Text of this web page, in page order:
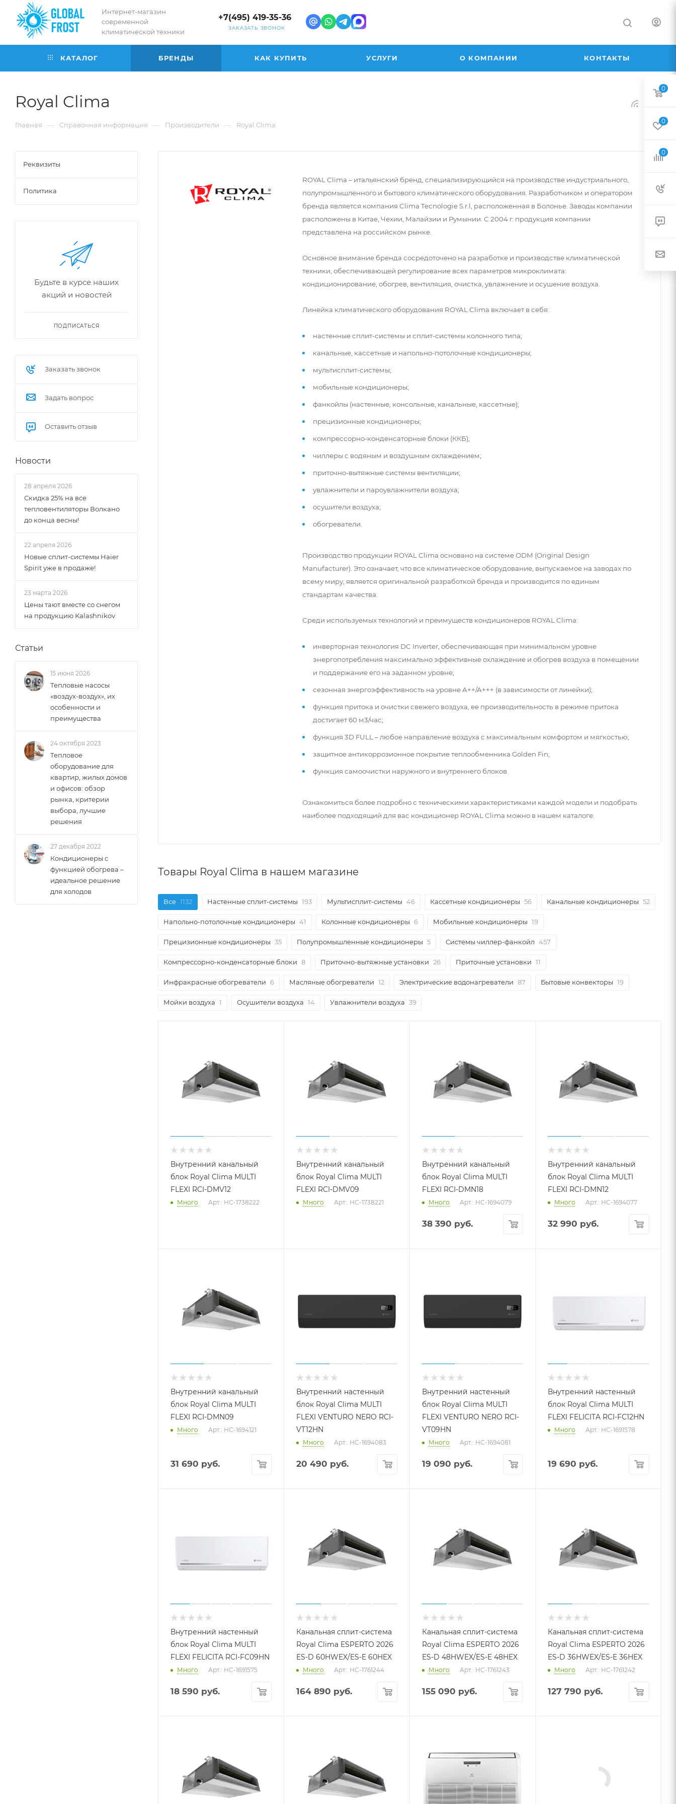
Интернет-магазин
современной
климатической техники
+7(495) 419-35-36
ЗАКАЗАТЬ ЗВОНОК
КАТАЛОГ БРЕНДЫ КАК КУПИТЬ УСЛУГИ О КОМПАНИИ КОНТАКТЫ
Royal Clima
Главная — Справочная информация — Производители — Royal Clima
ROYAL Clima – итальянский бренд, специализирующийся на производстве индустриального,
полупромышленного и бытового климатического оборудования. Разработчиком и оператором
бренда является компания Clima Tecnologie S.r.l, расположенная в Болонье. Заводы компании
расположены в Китае, Чехии, Малайзии и Румынии. С 2004 г. продукция компании
представлена на российском рынке.
Основное внимание бренда сосредоточено на разработке и производстве климатической
техники, обеспечивающей регулирование всех параметров микроклимата:
кондиционирование, обогрев, вентиляция, очистка, увлажнение и осушение воздуха.
Линейка климатического оборудования ROYAL Clima включает в себя:
настенные сплит-системы и сплит-системы колонного типа;
канальные, кассетные и напольно-потолочные кондиционеры;
мультисплит-системы;
мобильные кондиционеры;
фанкойлы (настенные, консольные, канальные, кассетные);
прецизионные кондиционеры;
компрессорно-конденсаторные блоки (ККБ);
чиллеры с водяным и воздушным охлаждением;
приточно-вытяжные системы вентиляции;
увлажнители и пароувлажнители воздуха;
осушители воздуха;
обогреватели.
Производство продукции ROYAL Clima основано на системе ODM (Original Design
Manufacturer). Это означает, что все климатическое оборудование, выпускаемое на заводах по
всему миру, является оригинальной разработкой бренда и производится по единым
стандартам качества.
Среди используемых технологий и преимуществ кондиционеров ROYAL Clima:
инверторная технология DC Inverter, обеспечивающая при минимальном уровне
энергопотребления максимально эффективные охлаждение и обогрев воздуха в помещении
и поддержание его на заданном уровне;
сезонная энергоэффективность на уровне A++/A+++ (в зависимости от линейки);
функция притока и очистки свежего воздуха, ее производительность в режиме притока
достигает 60 м3/час;
функция 3D FULL – любое направление воздуха с максимальным комфортом и мягкостью;
защитное антикоррозионное покрытие теплообменника Golden Fin;
функция самоочистки наружного и внутреннего блоков.
Ознакомиться более подробно с техническими характеристиками каждой модели и подобрать
наиболее подходящий для вас кондиционер ROYAL Clima можно в нашем каталоге.
Товары Royal Clima в нашем магазине
Все 1132 Настенные сплит-системы 193 Мультисплит-системы 46 Кассетные кондиционеры 56 Канальные кондиционеры 52
Напольно-потолочные кондиционеры 41 Колонные кондиционеры 6 Мобильные кондиционеры 19
Прецизионные кондиционеры 35 Полупромышленные кондиционеры 5 Системы чиллер-фанкойл 457
Компрессорно-конденсаторные блоки 8 Приточно-вытяжные установки 26 Приточные установки 11
Инфракрасные обогреватели 6 Масляные обогреватели 12 Электрические водонагреватели 87 Бытовые конвекторы 19
Мойки воздуха 1 Осушители воздуха 14 Увлажнители воздуха 39
Внутренний канальный
блок Royal Clima MULTI
FLEXI RCI-DMV12
Много Арт.: НС-1738222
Внутренний канальный
блок Royal Clima MULTI
FLEXI RCI-DMV09
Много Арт.: НС-1738221
Внутренний канальный
блок Royal Clima MULTI
FLEXI RCI-DMN18
Много Арт.: НС-1694079
38 390 руб.
Внутренний канальный
блок Royal Clima MULTI
FLEXI RCI-DMN12
Много Арт.: НС-1694077
32 990 руб.
Внутренний канальный
блок Royal Clima MULTI
FLEXI RCI-DMN09
Много Арт.: НС-1694121
31 690 руб.
Внутренний настенный
блок Royal Clima MULTI
FLEXI VENTURO NERO RCI-
VT12HN
Много Арт.: НС-1694083
20 490 руб.
Внутренний настенный
блок Royal Clima MULTI
FLEXI VENTURO NERO RCI-
VT09HN
Много Арт.: НС-1694081
19 090 руб.
Внутренний настенный
блок Royal Clima MULTI
FLEXI FELICITA RCI-FС12HN
Много Арт.: НС-1691578
19 690 руб.
Внутренний настенный
блок Royal Clima MULTI
FLEXI FELICITA RCI-FС09HN
Много Арт.: НС-1691575
18 590 руб.
Канальная сплит-система
Royal Clima ESPERTO 2026
ES-D 60HWEX/ES-E 60HEX
Много Арт.: НС-1761244
164 890 руб.
Канальная сплит-система
Royal Clima ESPERTO 2026
ES-D 48HWEX/ES-E 48HEX
Много Арт.: НС-1761243
155 090 руб.
Канальная сплит-система
Royal Clima ESPERTO 2026
ES-D 36HWEX/ES-E 36HEX
Много Арт.: НС-1761242
127 790 руб.
Реквизиты
Политика
Будьте в курсе наших
акций и новостей
ПОДПИСАТЬСЯ
Заказать звонок
Задать вопрос
Оставить отзыв
Новости
28 апреля 2026
Скидка 25% на все
тепловентиляторы Волкано
до конца весны!
22 апреля 2026
Новые сплит-системы Haier
Spirit уже в продаже!
23 марта 2026
Цены тают вместе со снегом
на продукцию Kalashnikov
Статьи
15 июня 2026
Тепловые насосы
«воздух-воздух», их
особенности и
преимущества
24 октября 2023
Тепловое
оборудование для
квартир, жилых домов
и офисов: обзор
рынка, критерии
выбора, лучшие
решения
27 декабря 2022
Кондиционеры с
функцией обогрева –
идеальное решение
для холодов
0
0
0